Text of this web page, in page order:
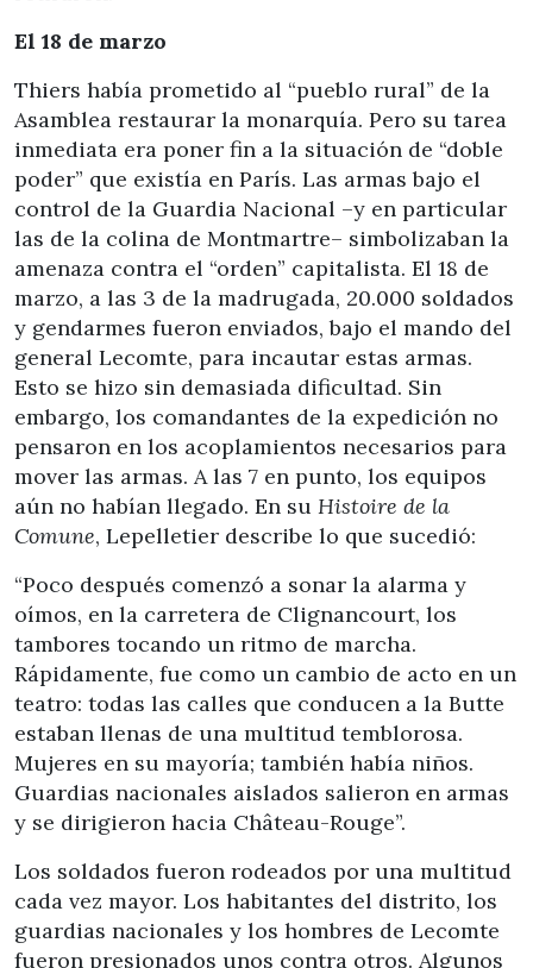
El 18 de marzo
Thiers había prometido al “pueblo rural” de la
Asamblea restaurar la monarquía. Pero su tarea
inmediata era poner fin a la situación de “doble
poder” que existía en París. Las armas bajo el
control de la Guardia Nacional –y en particular
las de la colina de Montmartre– simbolizaban la
amenaza contra el “orden” capitalista. El 18 de
marzo, a las 3 de la madrugada, 20.000 soldados
y gendarmes fueron enviados, bajo el mando del
general Lecomte, para incautar estas armas.
Esto se hizo sin demasiada dificultad. Sin
embargo, los comandantes de la expedición no
pensaron en los acoplamientos necesarios para
mover las armas. A las 7 en punto, los equipos
aún no habían llegado. En su Histoire de la
Comune, Lepelletier describe lo que sucedió:
“Poco después comenzó a sonar la alarma y
oímos, en la carretera de Clignancourt, los
tambores tocando un ritmo de marcha.
Rápidamente, fue como un cambio de acto en un
teatro: todas las calles que conducen a la Butte
estaban llenas de una multitud temblorosa.
Mujeres en su mayoría; también había niños.
Guardias nacionales aislados salieron en armas
y se dirigieron hacia Château-Rouge”.
Los soldados fueron rodeados por una multitud
cada vez mayor. Los habitantes del distrito, los
guardias nacionales y los hombres de Lecomte
fueron presionados unos contra otros. Algunos